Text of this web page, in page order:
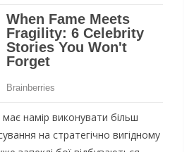
намір виконувати більш
на стратегічно вигідному